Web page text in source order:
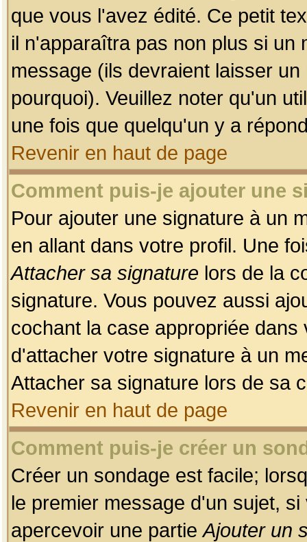
que vous l'avez édité. Ce petit
il n'apparaîtra pas non plus si un
message (ils devraient laisser
pourquoi). Veuillez noter qu'un
une fois que quelqu'un y a
Revenir en haut de page
Comment puis-je ajouter une
Pour ajouter une signature à un
en allant dans votre profil. Une
Attacher sa signature lors de la
signature. Vous pouvez aussi
cochant la case appropriée
d'attacher votre signature à un
Attacher sa signature lors de sa
Revenir en haut de page
Comment puis-je créer un
Créer un sondage est facile;
le premier message d'un sujet,
apercevoir une partieAjouter un